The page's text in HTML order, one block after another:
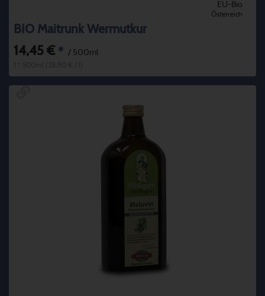
EU-Bio
Österreich
BIO Maitrunk Wermutkur
14,45 € * / 500ml